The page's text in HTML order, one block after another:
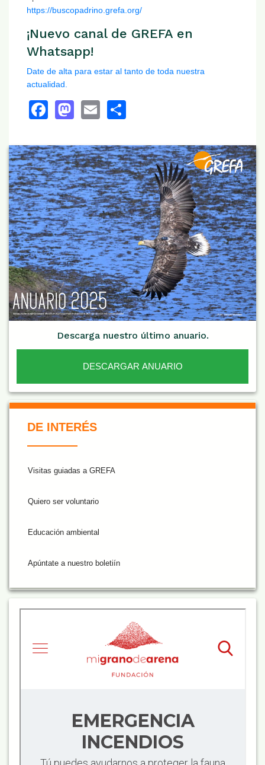
https://buscopadrino.grefa.org/
¡Nuevo canal de GREFA en
Whatsapp!
Date de alta para estar al tanto de toda nuestra
actualidad.
Facebook
Mastodon
Email
Descarga nuestro último anuario.
DESCARGAR ANUARIO
De Interés NARANJA
DE INTERÉS
Visitas guiadas a GREFA
Quiero ser voluntario
Educación ambiental
Apúntate a nuestro boletiín